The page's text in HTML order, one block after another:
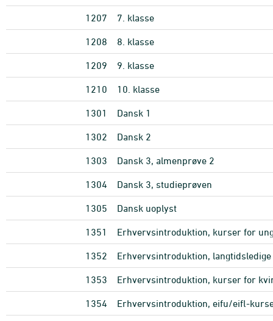
1207 7. klasse
1208 8. klasse
1209 9. klasse
1210 10. klasse
1301 Dansk 1
1302 Dansk 2
1303 Dansk 3, almenprøve 2
1304 Dansk 3, studieprøven
1305 Dansk uoplyst
1351 Erhvervsintroduktion, kurser for
1352 Erhvervsintroduktion, langtidsledige
1353 Erhvervsintroduktion, kurser for
1354 Erhvervsintroduktion, eifu/eifl-